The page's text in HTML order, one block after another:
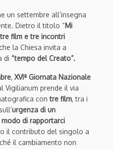
un settembre all’insegna
Dietro il titolo “Mi
tre film e tre incontri
la Chiesa invita a
di “tempo del Creato”.
, XVIª Giornata Nazionale
Vigilianum prende il via
contre film, tra i
urgenza di un
di rapportarci
il contributo del singolo a
il cambiamento non